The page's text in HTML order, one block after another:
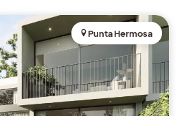
Punta Hermosa